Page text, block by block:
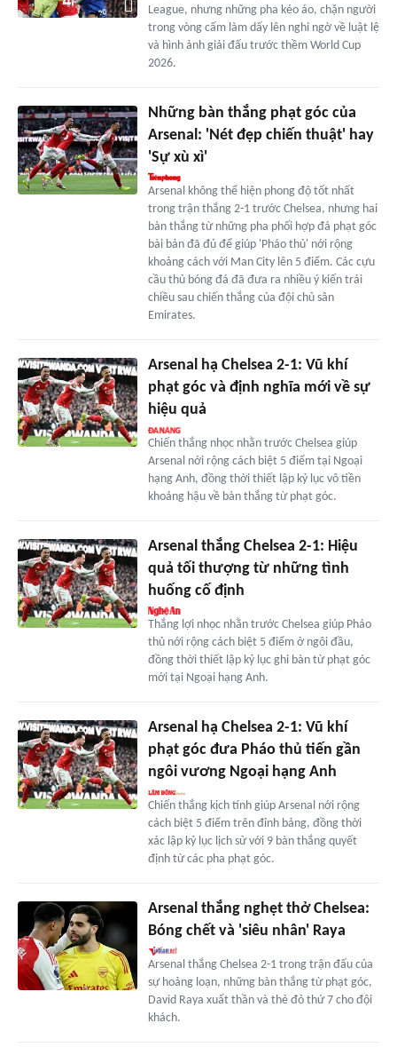
League, nhưng những pha kéo áo, chặn người
trong vòng cấm làm dấy lên nghi ngờ về luật lệ
và hình ảnh giải đấu trước thềm World Cup
2026.
Những bàn thắng phạt góc của
Arsenal: 'Nét đẹp chiến thuật' hay
'Sự xù xì'
Arsenal không thể hiện phong độ tốt nhất
trong trận thắng 2-1 trước Chelsea, nhưng hai
bàn thắng từ những pha phối hợp đá phạt góc
bài bản đã đủ để giúp 'Pháo thủ' nới rộng
khoảng cách với Man City lên 5 điểm. Các cựu
cầu thủ bóng đá đã đưa ra nhiều ý kiến trái
chiều sau chiến thắng của đội chủ sân
Emirates.
Arsenal hạ Chelsea 2-1: Vũ khí
phạt góc và định nghĩa mới về sự
hiệu quả
Chiến thắng nhọc nhằn trước Chelsea giúp
Arsenal nới rộng cách biệt 5 điểm tại Ngoại
hạng Anh, đồng thời thiết lập kỷ lục vô tiền
khoáng hậu về bàn thắng từ phạt góc.
Arsenal thắng Chelsea 2-1: Hiệu
quả tối thượng từ những tình
huống cố định
Thắng lợi nhọc nhằn trước Chelsea giúp Pháo
thủ nới rộng cách biệt 5 điểm ở ngôi đầu,
đồng thời thiết lập kỷ lục ghi bàn từ phạt góc
mới tại Ngoại hạng Anh.
Arsenal hạ Chelsea 2-1: Vũ khí
phạt góc đưa Pháo thủ tiến gần
ngôi vương Ngoại hạng Anh
Chiến thắng kịch tính giúp Arsenal nới rộng
cách biệt 5 điểm trên đỉnh bảng, đồng thời
xác lập kỷ lục lịch sử với 9 bàn thắng quyết
định từ các pha phạt góc.
Arsenal thắng nghẹt thở Chelsea:
Bóng chết và 'siêu nhân' Raya
Arsenal thắng Chelsea 2-1 trong trận đấu của
sự hoảng loạn, những bàn thắng từ phạt góc,
David Raya xuất thần và thẻ đỏ thứ 7 cho đội
khách.